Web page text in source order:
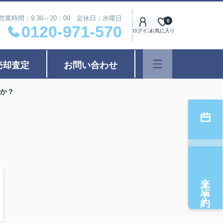
業時間：9:30～20：00 定休日：水曜日
0120-971-570 ログインお気に入り
0
却査定 お問い合わせ
？
来店予約